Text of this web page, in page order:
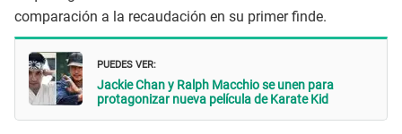
comparación a la recaudación en su primer finde.
PUEDES VER:
Jackie Chan y Ralph Macchio se unen para
protagonizar nueva película de Karate Kid